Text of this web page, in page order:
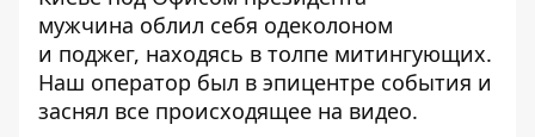
мужчина облил себя одеколоном
и поджег, находясь в толпе митингующих.
Наш оператор был в эпицентре события и
заснял все происходящее на видео.